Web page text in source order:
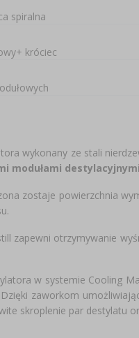
spiralna
króciec
wykonany ze stali
modułami
zostaje powierzchnia
zapewni otrzymywanie
w systemie Cooling
zaworkom
skroplenie par destylatu